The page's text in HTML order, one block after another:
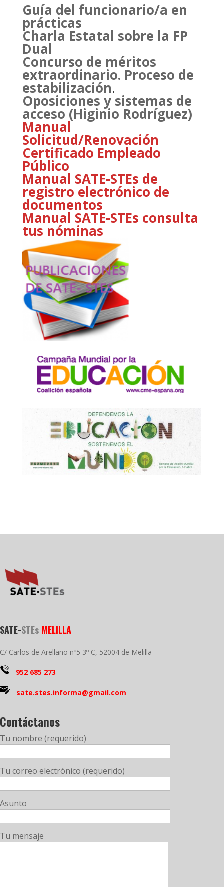
Guía del funcionario/a en
prácticas
Charla Estatal sobre la FP
Dual
Concurso de méritos
extraordinario. Proceso de
estabilización.
Oposiciones y sistemas de
acceso (Higinio Rodríguez)
Manual
Solicitud/Renovación
Certificado Empleado
Público
Manual SATE-STEs de
registro electrónico de
documentos
Manual SATE-STEs consulta
tus nóminas
SATE-STEs MELILLA
C/ Carlos de Arellano nº5 3º C, 52004 de Melilla
952 685 273
sate.stes.informa@gmail.com
Contáctanos
Tu nombre (requerido)
Tu correo electrónico (requerido)
Asunto
Tu mensaje